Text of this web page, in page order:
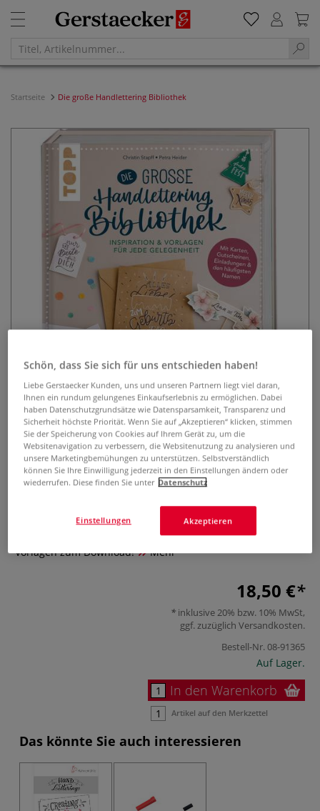
Startseite Die große Handlettering Bibliothek
Die große Handlettering
Bibliothek
Inspiration & Vorlagen für jede Gelegenheit. Mit Karten,
Gutscheinen, Einladungen, den häufigsten Namen +
Vorlagen zum Download!
Mehr
18,50 €
inklusive 20% bzw. 10% MwSt,
ggf. zuzüglich Versandkosten.
Bestell-Nr.08-91365
Auf Lager.
In den Warenkorb
Artikel auf den Merkzettel
Das könnte Sie auch interessieren
Schön, dass Sie sich für uns entschieden haben!
Liebe Gerstaecker Kunden, uns und unseren Partnern liegt viel daran,
Ihnen ein rundum gelungenes Einkaufserlebnis zu ermöglichen. Dabei
haben Datenschutzgrundsätze wie Datensparsamkeit, Transparenz und
Sicherheit höchste Priorität. Wenn Sie auf „Akzeptieren“ klicken, stimmen
Sie der Speicherung von Cookies auf Ihrem Gerät zu, um die
Websitenavigation zu verbessern, die Websitenutzung zu analysieren und
unsere Marketingbemühungen zu unterstützen. Selbstverständlich
können Sie Ihre Einwilligung jederzeit in den Einstellungen ändern oder
wiederrufen. Diese finden Sie unter Datenschutz
Akzeptieren
Einstellungen